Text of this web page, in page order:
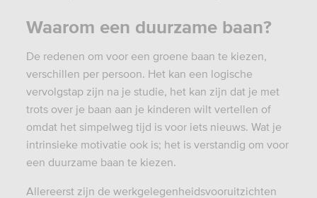
Waarom een duurzame baan?
De redenen om voor een groene baan te kiezen,
verschillen per persoon. Het kan een logische
vervolgstap zijn na je studie, het kan zijn dat je met
trots over je baan aan je kinderen wilt vertellen of
omdat het simpelweg tijd is voor iets nieuws. Wat je
intrinsieke motivatie ook is; het is verstandig om voor
een duurzame baan te kiezen.
Allereerst zijn de werkgelegenheidsvooruitzichten